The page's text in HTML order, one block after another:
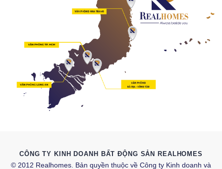
CÔNG TY KINH DOANH BẤT ĐỘNG SẢN REALHOMES
© 2012 Realhomes. Bản quyền thuộc về Công ty Kinh doanh và